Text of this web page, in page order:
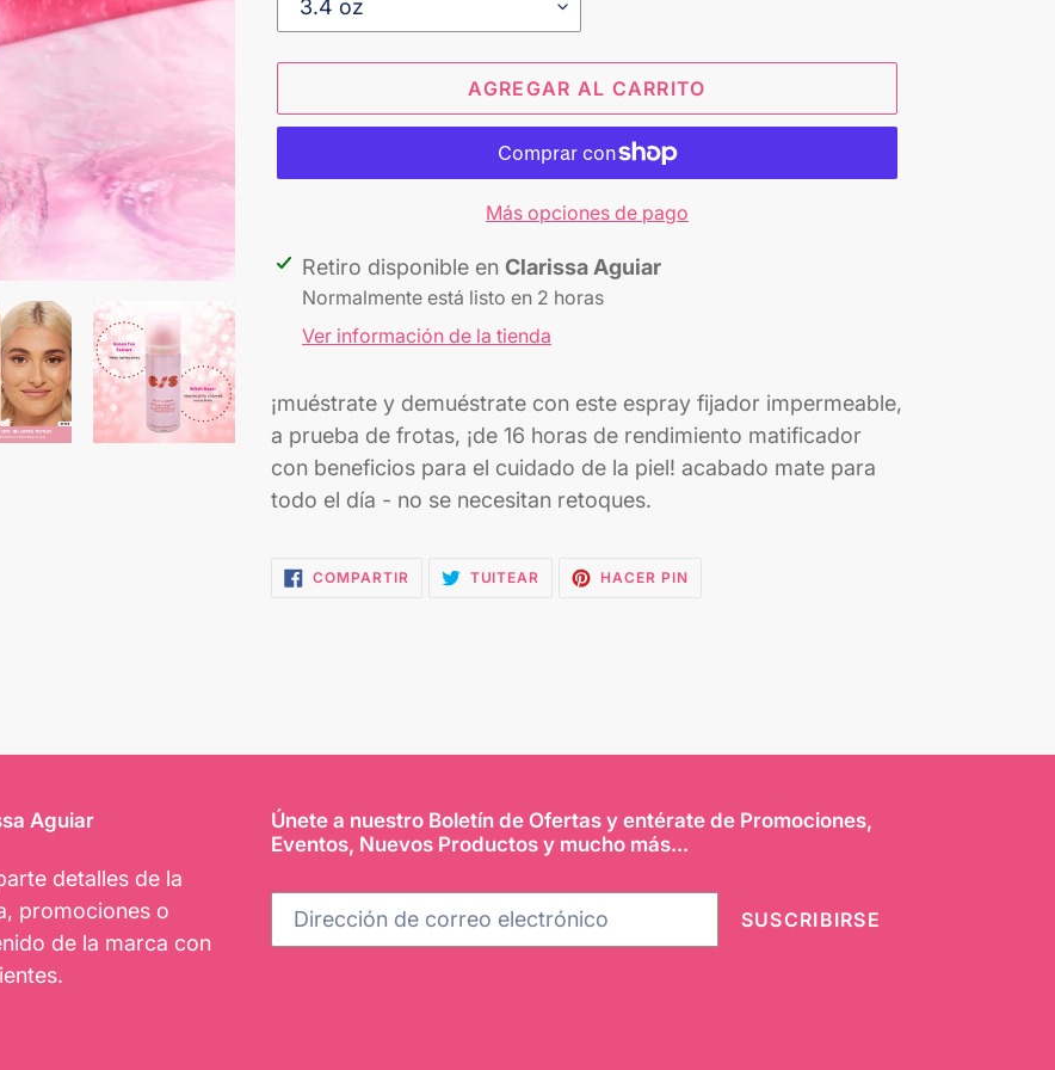
AGREGAR AL CARRITO
Más opciones de pago
Agregando
producto
tu
carrito
Retiro disponible en Clarissa Aguiar
Normalmente está listo en 2 horas
Ver información de la tienda
¡muéstrate y demuéstrate con este espray fijador impermeable,
a prueba de frotas, ¡de 16 horas de rendimiento matificador
con beneficios para el cuidado de la piel! acabado mate para
todo el día - no se necesitan retoques.
COMPARTIRCOMPARTIR
EN
TUITEAR TUITEARHACER PINPINEAR
EN
Aguiar
detalles de la
promociones o
de la marca con
Únete a nuestro Boletín de Ofertas y entérate de Promociones,
Eventos, Nuevos Productos y mucho más...
SUSCRIBIRSE